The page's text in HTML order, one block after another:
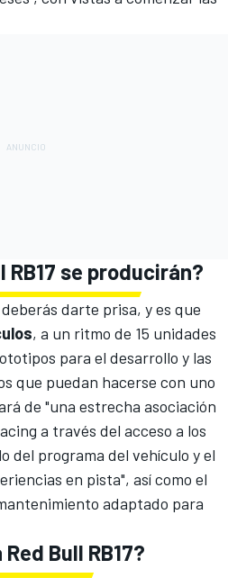
RB17 se producirán?
darte prisa, y es que
, a un ritmo de 15 unidades
para el desarrollo y las
que puedan hacerse con uno
de "una estrecha asociación
a través del acceso a los
del programa del vehículo y el
en pista", así como el
adaptado para
Bull RB17?